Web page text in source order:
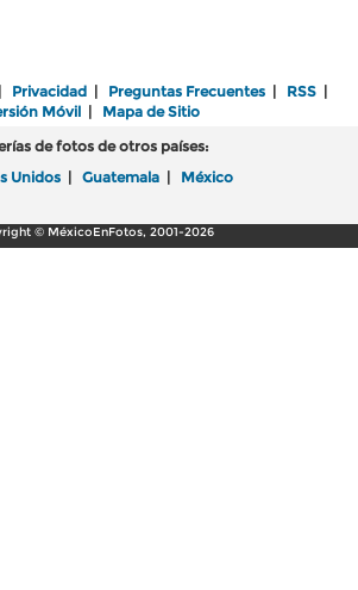
| Privacidad | Preguntas Frecuentes | RSS |
Móvil| Mapa de Sitio
de fotos de otros países:
Unidos | Guatemala | México
© MéxicoEnFotos, 2001-2026